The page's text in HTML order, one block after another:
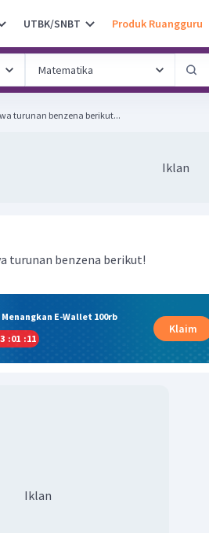
UTBK/SNBT Produk Ruangguru
turunan benzena berikut...
Iklan
turunan benzena berikut!
E-Wallet 100rb
:01 :10
Klaim
Iklan